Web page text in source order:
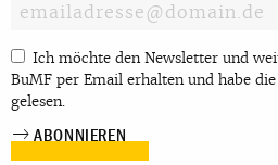
Ich möchte den Newsletter und
BuMF per Email erhalten und habe die
gelesen.